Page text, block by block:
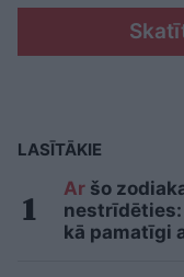
LASĪTĀKIE
Ar šo
kā pamatīgi